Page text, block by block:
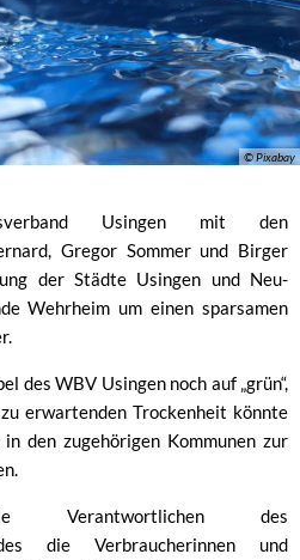
© Pixabay
Usingen mit den
Gregor Sommer und Birger
der Städte Usingen und Neu-
Wehrheim um einen sparsamen
des WBV Usingen noch auf „grün“,
erwartenden Trockenheit könnte
den zugehörigen Kommunen zur
des
die Verbraucherinnen und